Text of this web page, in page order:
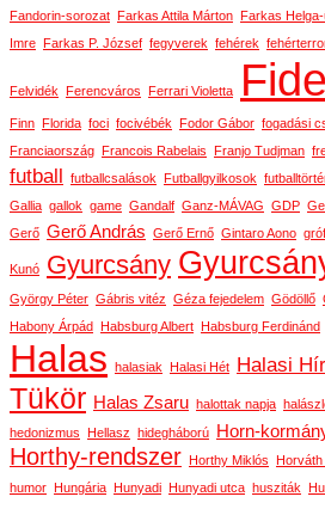
Fandorin-sorozat Farkas Attila Márton Farkas
Imre
Farkas P. József fegyverek fehérek
Felvidék Ferencváros Ferrari Violetta
Finn Florida foci focivébék Fodor Gábor fogadási
Franciaország
Francois Rabelais Franjo Tudjman
futball futballcsalások Futballgyilkosok
Gallia gallok game Gandalf Ganz-MÁVAG GDP
Gerő Gerő András Gerő Ernő Gintaro Aono
Kunó Gyurcsány
György Péter Gábris vitéz Géza fejedelem Gödöllő
Habony Árpád
Habsburg Albert Habsburg Ferdinánd
Halas halasiak Halasi Hét Halasi
Tükör Halas Zsaru halottak napja
hedonizmus
Hellasz hidegháború Horn-
Horthy-rendszer Horthy Miklós
humor
Hungária Hunyadi Hunyadi utca husziták